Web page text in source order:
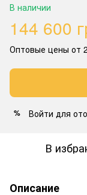
В наличии
144 600
Оптовые цены от
% Войти для
В
Описание